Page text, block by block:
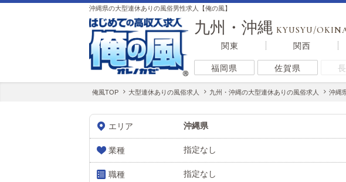
沖縄県の大型連休ありの風俗男性求人【俺の風】
九州・沖縄 KYUSYU/
関東 関西
福岡県 佐賀県
俺風TOP 大型連休ありの風俗求人 九州・沖縄の大型連休ありの風俗求人 沖縄
エリア 沖縄県
業種 指定なし
職種 指定なし